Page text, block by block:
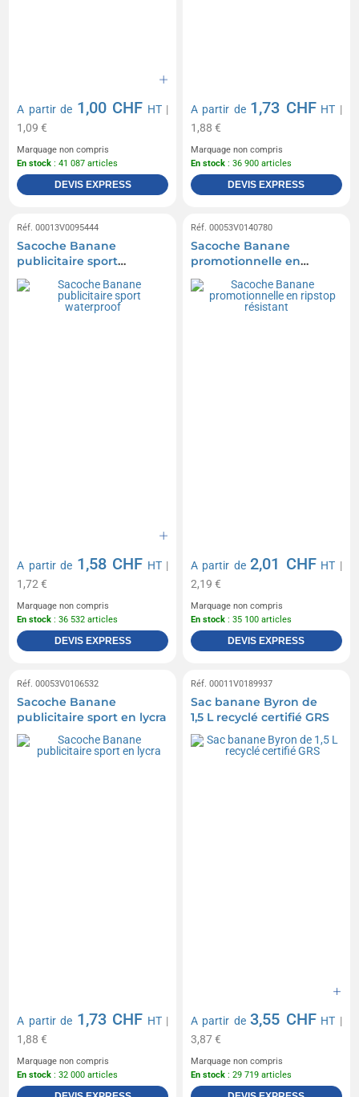
A partir de 1,00 CHF HT|
1,09 €
Marquage non compris
En stock : 41 087 articles
DEVIS EXPRESS
A partir de 1,73 CHF HT |
1,88 €
Marquage non compris
En stock : 36 900 articles
DEVIS EXPRESS
Réf. 00013V0095444
Sacoche Banane
publicitaire sport
waterproof
A partir de 1,58 CHF HT|
1,72 €
Marquage non compris
En stock : 36 532 articles
DEVIS EXPRESS
Réf. 00053V0140780
Sacoche Banane
promotionnelle en
ripstop résistant
A partir de2,01 CHF HT |
2,19 €
Marquage non compris
En stock : 35 100 articles
DEVIS EXPRESS
Réf. 00053V0106532
Sacoche Banane
publicitaire sport en lycra
A partir de 1,73 CHF HT|
1,88 €
Marquage non compris
En stock : 32 000 articles
Réf. 00011V0189937
Sac banane Byron de
1,5 L recyclé certifié GRS
A partir de3,55 CHF HT |
3,87 €
Marquage non compris
En stock : 29 719 articles